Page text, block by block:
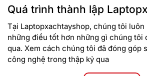
Quá trình thành lập
Tại Laptopxachtayshop, chúng tôi luôn
những điều tốt hơn những gì chúng tôi
qua. Xem cách chúng tôi đã đóng góp
công nghệ trong thập kỷ qua